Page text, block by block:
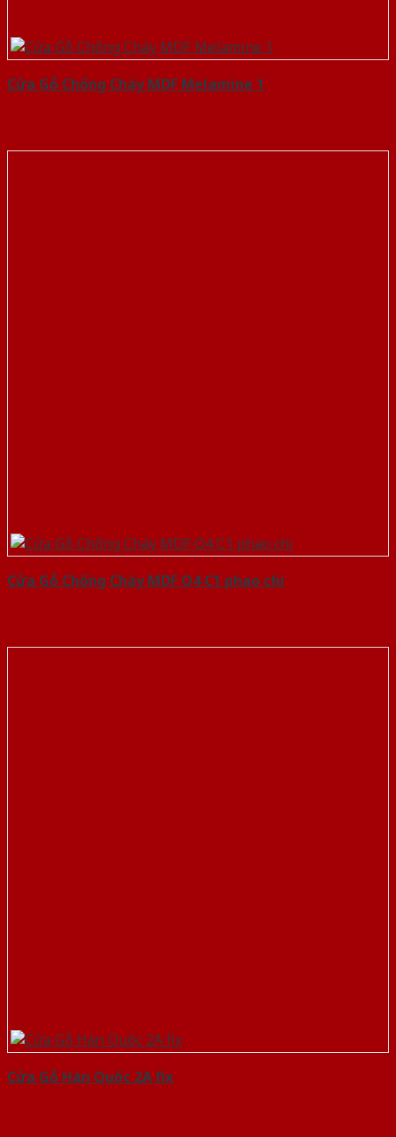
Cửa Gỗ Chống Cháy MDF Melamine 1
Cửa Gỗ Chống Cháy MDF O4 C1 phao chi
Cửa Gỗ Hàn Quốc 2A fix